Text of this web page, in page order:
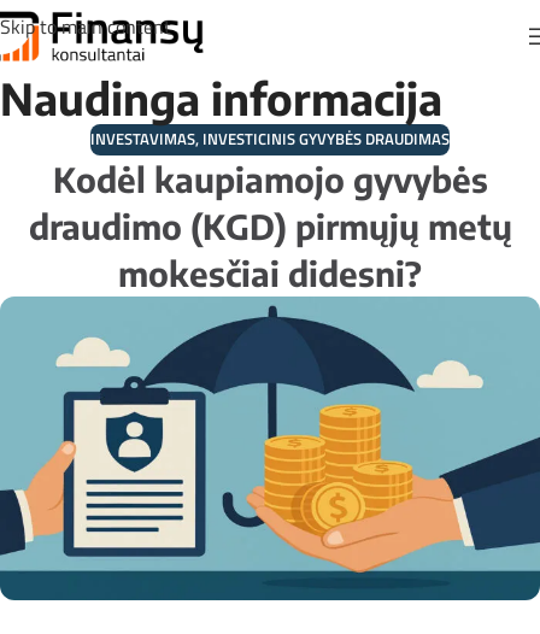
Skip to main content
Naudinga informacija
INVESTAVIMAS, INVESTICINIS GYVYBĖS DRAUDIMAS
Kodėl kaupiamojo gyvybės
draudimo (KGD) pirmųjų metų
mokesčiai didesni?